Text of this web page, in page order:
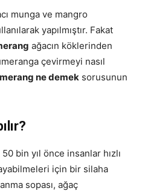
munga ve mangro
yapılmıştır. Fakat
ağacın köklerinden
çevirmeyi nasıl
ne demek sorusunun
bin yıl önce insanlar hızlı
için bir silaha
sopası, ağaç